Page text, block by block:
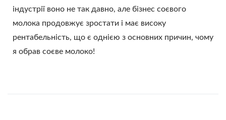
індустрії воно не так давно, але бізнес соєвого
молока продовжує зростати і має високу
рентабельність, що є однією з основних причин, чому
я обрав соєве молоко!